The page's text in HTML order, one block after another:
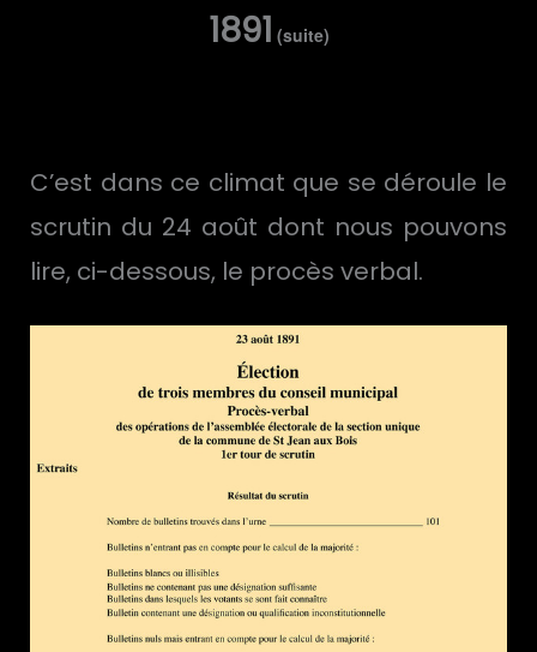
1891 (suite)
C’est dans ce climat que se déroule le
scrutin du 24 août dont nous pouvons
lire, ci-dessous, le procès verbal.